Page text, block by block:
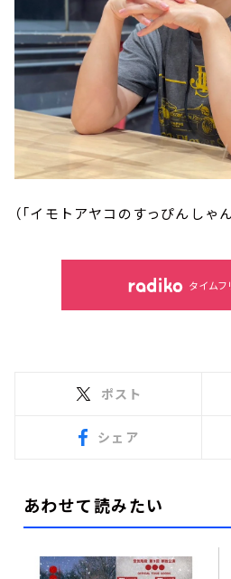
（「イモトアヤコのすっぴんしゃ
タイムフ
ポスト
シェア
あわせて読みたい